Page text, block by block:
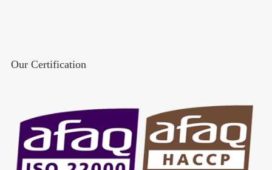
Our Certification